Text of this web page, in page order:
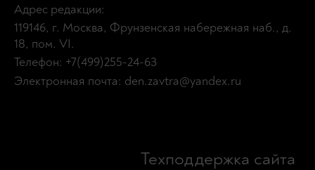
Адрес редакции:
119146, г. Москва, Фрунзенская набережная наб., д.
18, пом. VI.
Телефон: +7(499)255-24-63
Электронная почта: den.zavtra@yandex.ru
Техподдержка сайта